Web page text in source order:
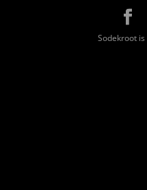
Sodekroot is